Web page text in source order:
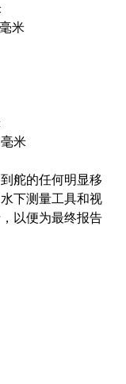
米
米
舵的任何明显移
下测量工具和视
以便为最终报告